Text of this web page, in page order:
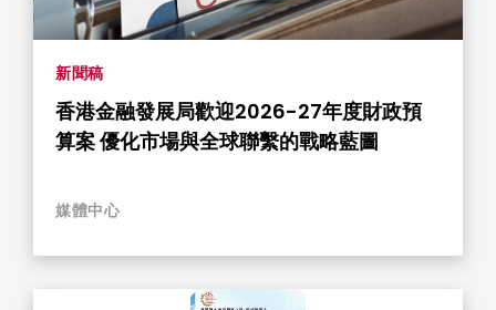
新聞稿
香港金融發展局歡迎2026-27年度財政預
算案 優化市場與全球聯繫的戰略藍圖
媒體中心